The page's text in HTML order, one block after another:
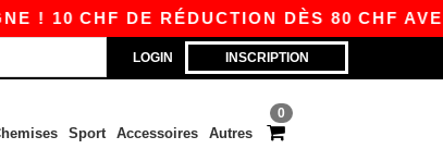
CHF DE RÉDUCTION DÈS 80 CHF AVEC
LOGIN INSCRIPTION
0
Sport Accessoires Autres